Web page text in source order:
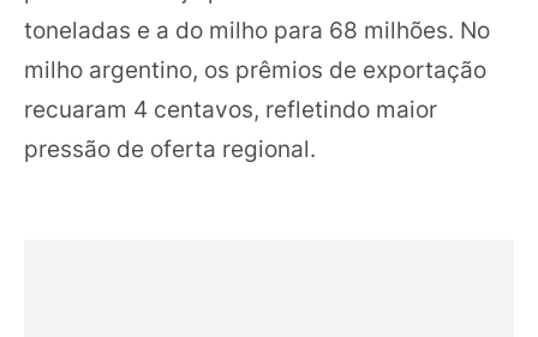
toneladas e a do milho para 68 milhões. No
milho argentino, os prêmios de exportação
recuaram 4 centavos, refletindo maior
pressão de oferta regional.